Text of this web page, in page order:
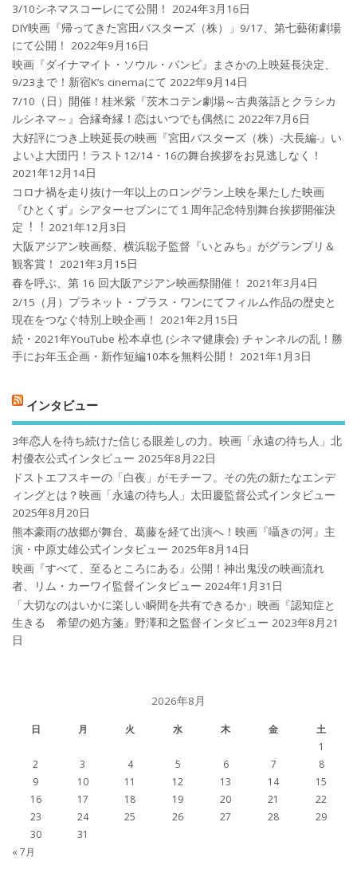
3/10シネマスコーレにて公開！
2024年3月16日
DIY映画『帰ってきた宮田バスターズ（株）」9/17、第七藝術劇場
にて公開！
2022年9月16日
映画『ダイナマイト・ソウル・バンビ』まさかの上映延長決定、
9/23まで！新宿K’s cinemaにて 2022年9月14日
7/10（日）開催！桂米紫『茨木コテン劇場～古典落語とクラシカ
ルシネマ～』合縁奇縁！恋はいつでも偶然に 2022年7月6日
大好評につき上映延長の映画『宮田バスターズ（株）-大長編-』い
よいよ大団円！ラスト12/14・16の舞台挨拶をお見逃しなく！
2021年12月14日
コロナ禍を⾛り抜け⼀年以上のロングラン上映を果たした映画
『ひとくず』シアターセブンにて１周年記念特別舞台挨拶開催決
定︕︕ 2021年12月3日
大阪アジアン映画祭、横浜聡子監督『いとみち』がグランプリ＆
観客賞！
2021年3月15日
春を呼ぶ、第 16 回大阪アジアン映画祭開催！
2021年3月4日
2/15（月）プラネット・プラス・ワンにてフィルム作品の歴史と
現在をつなぐ特別上映企画！
2021年2月15日
続・2021年YouTube 松本卓也 (シネマ健康会) チャンネルの乱！勝
手にお年玉企画・新作短編10本を無料公開！
2021年1月3日
インタビュー
3年恋人を待ち続けた信じる眼差しの力。映画「永遠の待ち人」北
村優衣公式インタビュー 2025年8月22日
ドストエフスキーの「白夜」がモチーフ。その先の新たなエンデ
ィングとは？映画「永遠の待ち人」太田慶監督公式インタビュー
2025年8月20日
熊本豪雨の故郷が舞台、葛藤を経て出演へ！映画『囁きの河』主
演・中原丈雄公式インタビュー 2025年8月14日
映画『すべて、至るところにある』公開！神出鬼没の映画流れ
者、リム・カーワイ監督インタビュー 2024年1月31日
「大切なのはいかに楽しい瞬間を共有できるか」映画『認知症と
生きる 希望の処方箋』野澤和之監督インタビュー 2023年8月21
日
2026年8月
日 月 火 水 木 金
土
1
2
3 4 5 6 7
8
9
10 11 12 13 14
15
16
17 18 19 20 21
22
23
24 25 26 27 28
29
30
31
« 7月